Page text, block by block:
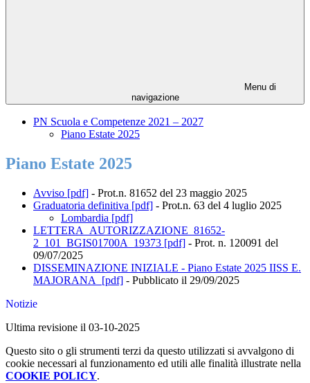
Menu di
navigazione
PN Scuola e Competenze 2021 – 2027
Piano Estate 2025
Piano Estate 2025
Avviso [pdf] - Prot.n. 81652 del 23 maggio 2025
Graduatoria definitiva [pdf] - Prot.n. 63 del 4 luglio 2025
Lombardia [pdf]
LETTERA_AUTORIZZAZIONE_81652-
2_101_BGIS01700A_19373 [pdf] - Prot. n. 120091 del
09/07/2025
DISSEMINAZIONE INIZIALE - Piano Estate 2025 IISS E.
MAJORANA [pdf] - Pubblicato il 29/09/2025
Notizie
Ultima revisione il 03-10-2025
Questo sito o gli strumenti terzi da questo utilizzati si avvalgono di
cookie necessari al funzionamento ed utili alle finalità illustrate nella
COOKIE POLICY.